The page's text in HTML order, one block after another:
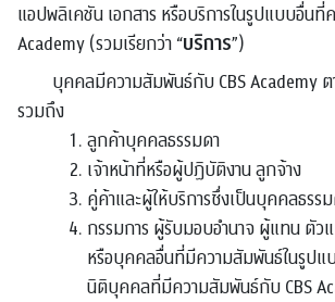
แอปพลิเคชัน เอกสาร หรือบริการในรูปแบบอื่น
Academy (รวมเรียกว่า “บริการ”)
บุคคลมีความสัมพันธ์กับ CBS Academy ต
รวมถึง
ลูกค้าบุคคลธรรมดา
เจ้าหน้าที่หรือผู้ปฏิบัติงาน ลูกจ้าง
คู่ค้าและผู้ให้บริการซึ่งเป็นบุคคลธรร
กรรมการ ผู้รับมอบอำนาจ ผู้แทน ตั
หรือบุคคลอื่นที่มีความสัมพันธ์ในรูปแ
นิติบุคคลที่มีความสัมพันธ์กับ CBS